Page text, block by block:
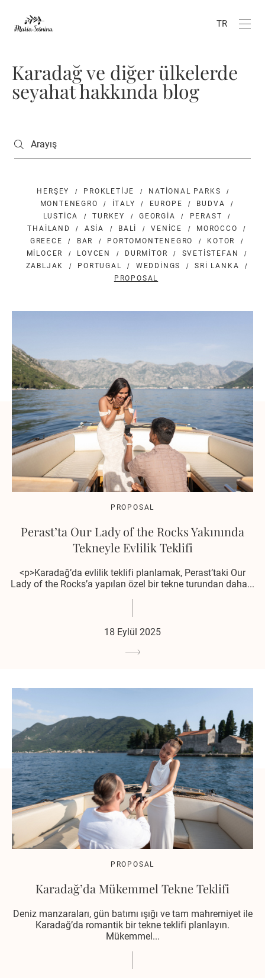
TR
Karadağ ve diğer ülkelerde
seyahat hakkında blog
HERŞEY PROKLETIJE
NATIONAL PARKS
MONTENEGRO
ITALY EUROPE
BUDVA
LUSTICA
TURKEY GEORGIA
PERAST
THAILAND
ASIA BALI VENICE
MOROCCO
GREECE
BAR PORTOMONTENEGRO
KOTOR
MILOCER
LOVCEN DURMITOR
SVETISTEFAN
ZABLJAK
PORTUGAL WEDDINGS
SRI LANKA
PROPOSAL
PROPOSAL
Perast’ta Our Lady of the Rocks Yakınında
Tekneyle Evlilik Teklifi
<p>Karadağ’da evlilik teklifi planlamak, Perast’taki Our
Lady of the Rocks’a yapılan özel bir tekne turundan daha...
18 Eylül 2025
PROPOSAL
Karadağ’da Mükemmel Tekne Teklifi
Deniz manzaraları, gün batımı ışığı ve tam mahremiyet ile
Karadağ’da romantik bir tekne teklifi planlayın.
Mükemmel...